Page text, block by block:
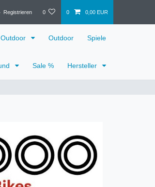
Registrieren 0 0 0,00 EUR
Outdoor Spiele
Sale % Hersteller